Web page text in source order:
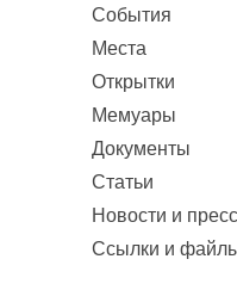
События
Места
Открытки
Мемуары
Документы
Статьи
Новости и
Ссылки и